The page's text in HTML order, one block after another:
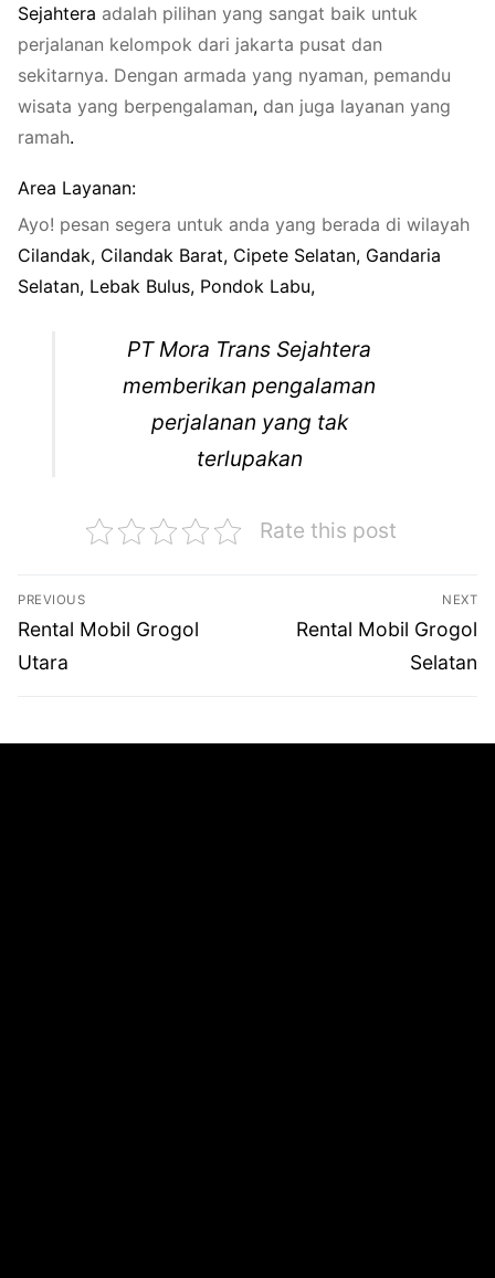
Sejahtera adalah pilihan yang sangat baik untuk
perjalanan kelompok dari jakarta pusat dan
sekitarnya. Dengan armada yang nyaman, pemandu
wisata yang berpengalaman, dan juga layanan yang
ramah.
Area Layanan:
Ayo! pesan segera untuk anda yang berada di wilayah
Cilandak, Cilandak Barat, Cipete Selatan, Gandaria
Selatan, Lebak Bulus, Pondok Labu,
PT Mora Trans Sejahtera
memberikan pengalaman
perjalanan yang tak
terlupakan
Rate this post
Navigasi
pos
PREVIOUS
Previous
post:
Rental Mobil Grogol
Utara
NEXT
Next
Rental Mobil Grogol
Selatan